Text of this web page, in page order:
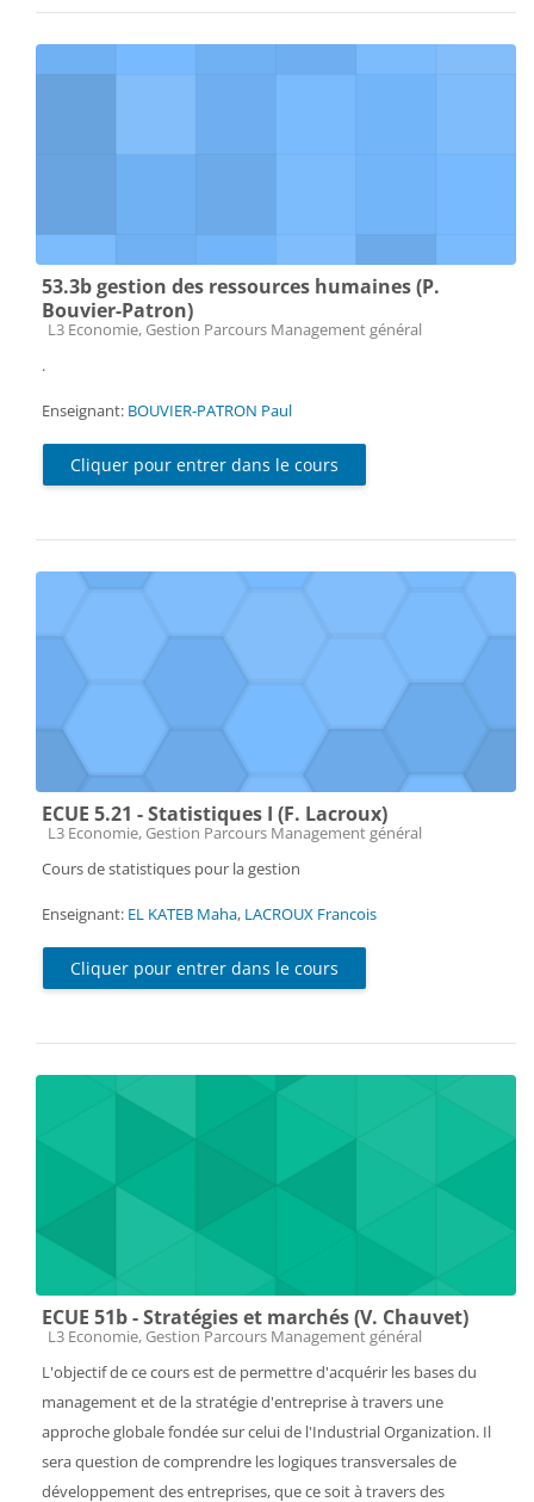
53.3b gestion des ressources humaines (P.
Bouvier-Patron)
Catégorie de cours
L3 Economie, Gestion Parcours Management général
.
Enseignant: BOUVIER-PATRON Paul
Cliquer pour entrer dans le cours
ECUE 5.21 - Statistiques I (F. Lacroux)
Catégorie de cours
L3 Economie, Gestion Parcours Management général
Cours de statistiques pour la gestion
Enseignant: EL KATEB Maha, LACROUX Francois
Cliquer pour entrer dans le cours
ECUE 51b - Stratégies et marchés (V. Chauvet)
Catégorie de cours
L3 Economie, Gestion Parcours Management général
L'objectif de ce cours est de permettre d'acquérir les bases du
management et de la stratégie d'entreprise à travers une
approche globale fondée sur celui de l'Industrial Organization. Il
sera question de comprendre les logiques transversales de
développement des entreprises, que ce soit à travers des